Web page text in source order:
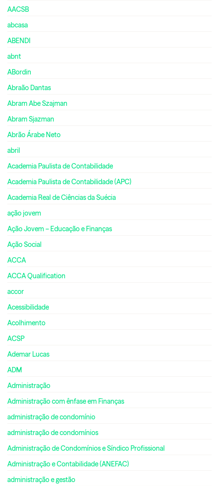
AACSB
abcasa
ABENDI
abnt
ABordin
Abraão Dantas
Abram Abe Szajman
Abram Sjazman
Abrão Árabe Neto
abril
Academia Paulista de Contabilidade
Academia Paulista de Contabilidade (APC)
Academia Real de Ciências da Suécia
ação jovem
Ação Jovem – Educação e Finanças
Ação Social
ACCA
ACCA Qualification
accor
Acessibilidade
Acolhimento
ACSP
Ademar Lucas
ADM
Administração
Administração com ênfase em Finanças
administração de condomínio
administração de condomínios
Administração de Condomínios e Síndico Profissional
Administração e Contabilidade (ANEFAC)
administração e gestão